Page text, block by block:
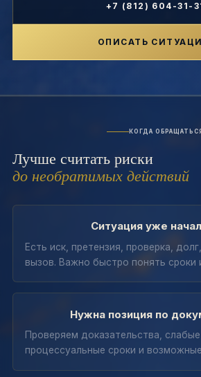
+7 (812) 604-31-
ОПИСАТЬ
КОГДА ОБРАЩАТЬСЯ
Лучше считать риски
до необратимых действий
Ситуация уже
Есть иск, претензия, проверка,
вызов. Важно быстро понять сроки
Нужна позиция по
Проверяем доказательства,
процессуальные сроки и